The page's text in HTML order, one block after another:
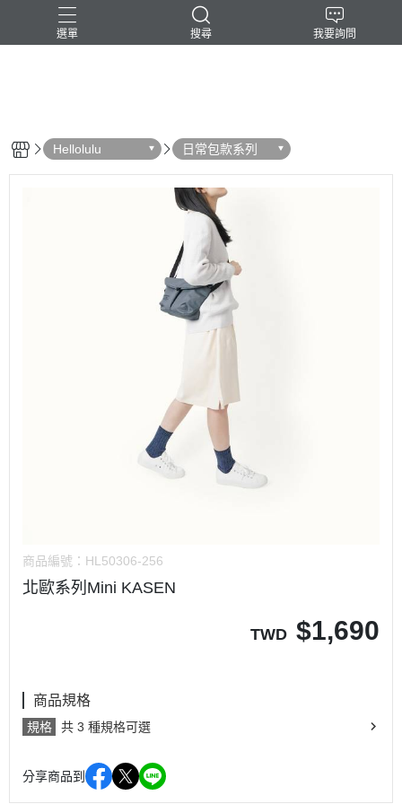
選單 搜尋 我要詢問
Hellolulu 日常包款系列
商品編號： HL50306-256
北歐系列Mini KASEN
TWD $1,690
商品規格
規格 共 3 種規格可選
分享商品到